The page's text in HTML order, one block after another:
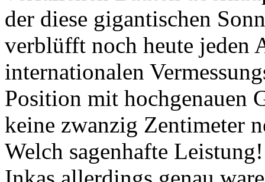
verblüfft noch heute jeden
internationalen
Position mit hoch­genauen
keine zwanzig Zentimeter
Welch sagenhafte
Inkas allerdings genau
sagen.